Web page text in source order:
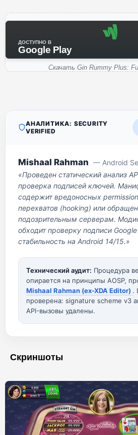
ДОСТУПНО В
Google Play
Скачать Gin Rummy Plus:
АНАЛИТИКА: SECURITY
VERIFIED
Mishaal Rahman — Android
«Проведен статический анализ
проверка подписей ключей.
содержит вредоносных
перехватов (hooking) или
подозрительным серверам.
обходит проверку подписи
стабильность на Android 14/15.»
Технический аудит: Процедура
опирается на принципы AOSP,
Mishaal Rahman (ex-XDA Editor) .
проверена: signature scheme v3
API-вызовы удалены.
Скриншоты